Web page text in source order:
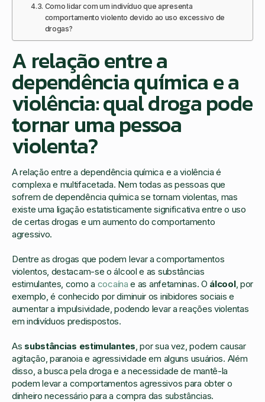
Como lidar com um indivíduo que apresenta
comportamento violento devido ao uso excessivo de
drogas?
A relação entre a
dependência química e a
violência: qual droga pode
tornar uma pessoa
violenta?
A relação entre a dependência química e a violência é
complexa e multifacetada. Nem todas as pessoas que
sofrem de dependência química se tornam violentas, mas
existe uma ligação estatisticamente significativa entre o uso
de certas drogas e um aumento do comportamento
agressivo.
Dentre as drogas que podem levar a comportamentos
violentos, destacam-se o álcool e as substâncias
estimulantes, como a cocaína e as anfetaminas. O álcool, por
exemplo, é conhecido por diminuir os inibidores sociais e
aumentar a impulsividade, podendo levar a reações violentas
em indivíduos predispostos.
As substâncias estimulantes , por sua vez, podem causar
agitação, paranoia e agressividade em alguns usuários. Além
disso, a busca pela droga e a necessidade de mantê-la
podem levar a comportamentos agressivos para obter o
dinheiro necessário para a compra das substâncias.